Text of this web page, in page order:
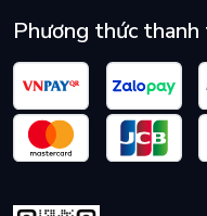
Phương thức thanh